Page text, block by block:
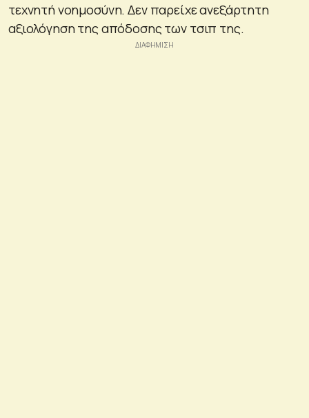
τεχνητή νοημοσύνη. Δεν παρείχε ανεξάρτητη
αξιολόγηση της απόδοσης των τσιπ της.